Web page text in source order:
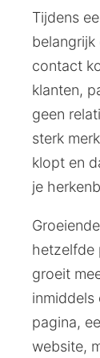
Tijdens
contact
klanten,
geen
sterk
klopt en
je
hetzelfde
groeit
inmiddels
pagina,
website,